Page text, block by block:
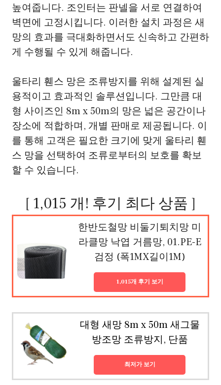
높여줍니다. 조인터는 판넬을 서로 연결하여
벽면에 고정시킵니다. 이러한 설치 과정은 새
망의 효과를 극대화하면서도 신속하고 간편하
게 수행될 수 있게 해줍니다.
울타리 휀스 망은 조류방지를 위해 설계된 실
용적이고 효과적인 솔루션입니다. 그만큼 대
형 사이즈인 8m x 50m의 망은 넓은 공간이나
장소에 적합하며, 개별 판매로 제공됩니다. 이
를 통해 고객은 필요한 크기에 맞게 울타리 휀
스 망을 선택하여 조류로부터의 보호를 확보
할 수 있습니다.
[ 1,015 개! 후기 최다 상품 ]
한반도철망 비둘기퇴치망 미
라클망 낙엽 거름망, 01.PE-E
검정 (폭1MX길이1M)
1,015개 후기 보기
대형 새망 8m x 50m 새그물
방조망 조류방지, 단품
최저가 보기